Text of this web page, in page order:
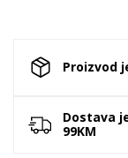
Proizvod
Dostava
99KM